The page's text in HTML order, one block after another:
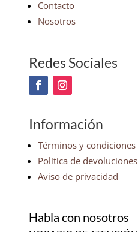
Contacto
Nosotros
Redes Sociales
Información
Términos y condiciones
Política de devoluciones
Aviso de privacidad
Habla con nosotros